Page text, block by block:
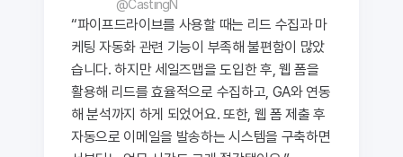
@CastingN
“파이프드라이브를 사용할 때는 리드 수집과 마
케팅 자동화 관련 기능이 부족해 불편함이 많았
습니다. 하지만 세일즈맵을 도입한 후, 웹 폼을
활용해 리드를 효율적으로 수집하고, GA와 연동
해 분석까지 하게 되었어요. 또한, 웹 폼 제출 후
자동으로 이메일을 발송하는 시스템을 구축하면